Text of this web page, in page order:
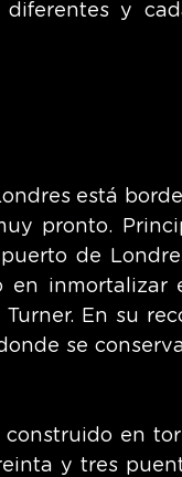
diferentes y
está
pronto.
de
inmortalizar
En su
se
en
y tres